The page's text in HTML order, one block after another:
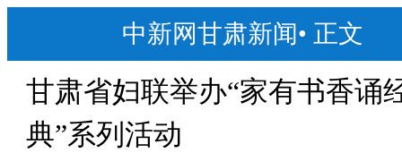
中新网甘肃新闻• 正文
甘肃省妇联举办“家有书香诵
典”系列活动